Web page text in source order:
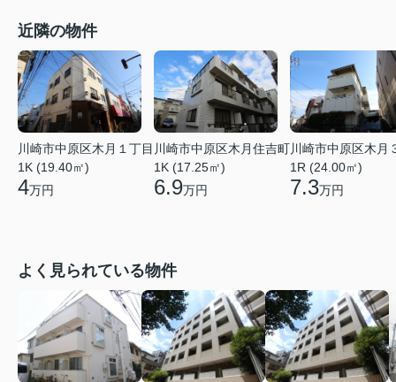
近隣の物件
川崎市中原区木月１丁目
1K (19.40㎡)
4万円
川崎市中原区木月住吉町
1K (17.25㎡)
6.9万円
川崎市中原区木月
1R (24.00㎡)
7.3万円
よく見られている物件